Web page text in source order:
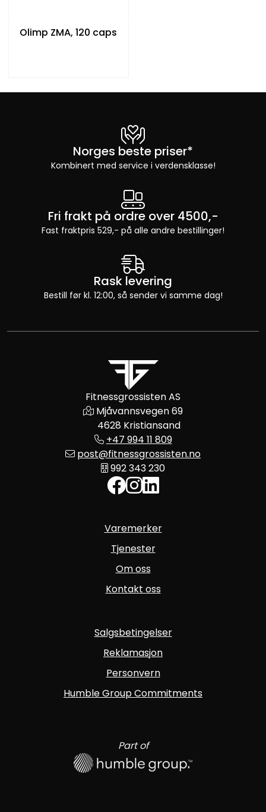
Olimp ZMA, 120 caps
Norges beste priser*
Kombinert med service i verdensklasse!
Fri frakt på ordre over 4500,-
Fast fraktpris 529,- på alle andre bestillinger!
Rask levering
Bestill før kl. 12:00, så sender vi samme dag!
Fitnessgrossisten AS
Mjåvannsvegen 69
4628 Kristiansand
+47 994 11 809
post@fitnessgrossisten.no
992 343 230
Varemerker
Tjenester
Om oss
Kontakt oss
Salgsbetingelser
Reklamasjon
Personvern
Humble Group Commitments
Part of